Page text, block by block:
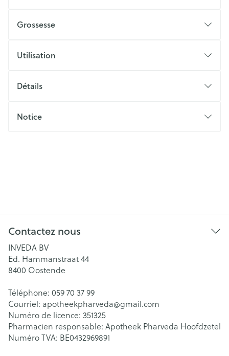
Grossesse
Utilisation
Détails
Notice
Contactez nous
INVEDA BV
Ed. Hammanstraat 44
8400 Oostende
Téléphone: 059 70 37 99
Courriel: apotheekpharveda@gmail.com
Numéro de licence: 351325
Pharmacien responsable: Apotheek Pharveda Hoofdzetel
Numéro TVA: BE0432969891